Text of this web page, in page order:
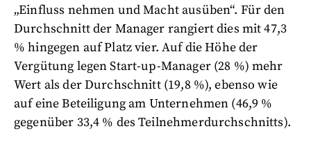
„Einfluss nehmen und Macht ausüben“. Für den
Durchschnitt der Manager rangiert dies mit 47,3
% hingegen auf Platz vier. Auf die Höhe der
Vergütung legen Start-up-Manager (28 %) mehr
Wert als der Durchschnitt (19,8 %), ebenso wie
auf eine Beteiligung am Unternehmen (46,9 %
gegenüber 33,4 % des Teilnehmerdurchschnitts).